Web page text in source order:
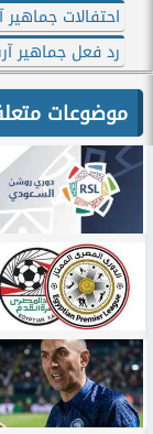
احتفالات جماهير
رد فعل جماهير
موضوعات